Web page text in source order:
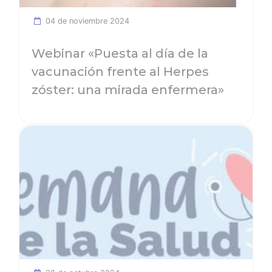
04 de noviembre 2024
Webinar «Puesta al día de la
vacunación frente al Herpes
zóster: una mirada enfermera»
Ver noticia